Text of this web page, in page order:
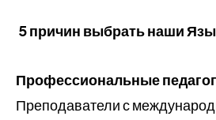
5 причин выбрать наши
Профессиональные
Преподаватели с